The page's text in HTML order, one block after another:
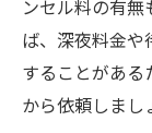
運転
福岡
行
ンセル料の有
ば、深夜料金
することがある
から依頼しまし